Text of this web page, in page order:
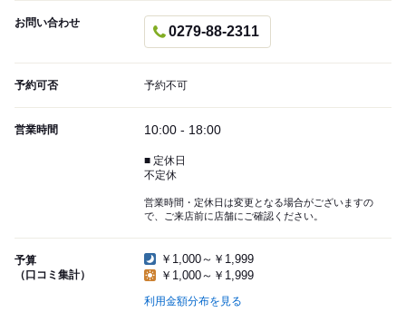
お問い合わせ
0279-88-2311
予約可否 予約不可
営業時間 10:00 - 18:00
■ 定休日
不定休
営業時間・定休日は変更となる場合がございますの
で、ご来店前に店舗にご確認ください。
予算
（口コミ集計）
￥1,000～￥1,999
￥1,000～￥1,999
利用金額分布を見る